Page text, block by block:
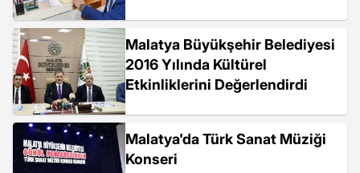
Malatya Büyükşehir Belediyesi
2016 Yılında Kültürel
Etkinliklerini Değerlendirdi
Malatya'da Türk Sanat Müziği
Konseri